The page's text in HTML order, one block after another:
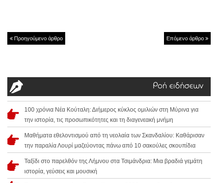
Προηγούμενο άρθρο Επόμενο άρθρο
Ροή ειδήσεων
100 χρόνια Νέα Κούταλη: Διήμερος κύκλος ομιλιών στη Μύρινα για
την ιστορία, τις προσωπικότητες και τη διαγενεακή μνήμη
Μαθήματα εθελοντισμού από τη νεολαία των Σκανδαλίου: Καθάρισαν
την παραλία Λουρί μαζεύοντας πάνω από 10 σακούλες σκουπίδια
Ταξίδι στο παρελθόν της Λήμνου στα Τσιμάνδρια: Μια βραδιά γεμάτη
ιστορία, γεύσεις και μουσική